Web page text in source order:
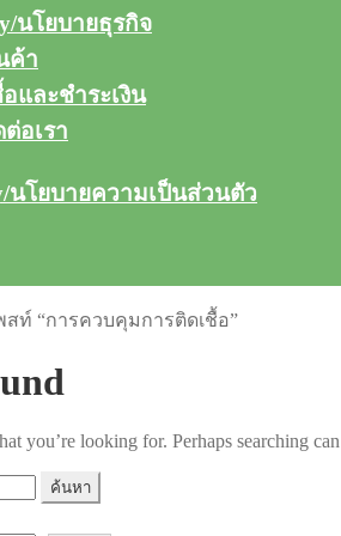
นโยบายธุรกิจ
ค้า
และชำระเงิน
อเรา
นโยบายความเป็นส่วนตัว
สท์ “การควบคุมการติดเชื้อ”
you’re looking for. Perhaps searching